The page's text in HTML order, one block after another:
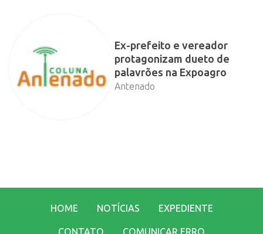
Ex-prefeito e vereador
protagonizam dueto de
palavrões na Expoagro
Antenado
HOME NOTÍCIAS EXPEDIENTE